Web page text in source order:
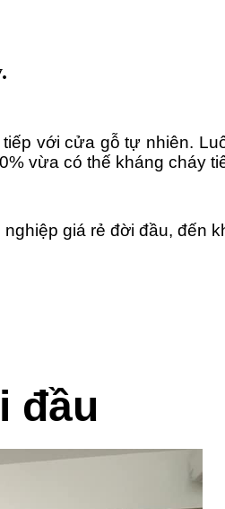
với cửa gỗ tự nhiên.
vừa có thế kháng cháy
giá rẻ đời đầu, đến
đầu